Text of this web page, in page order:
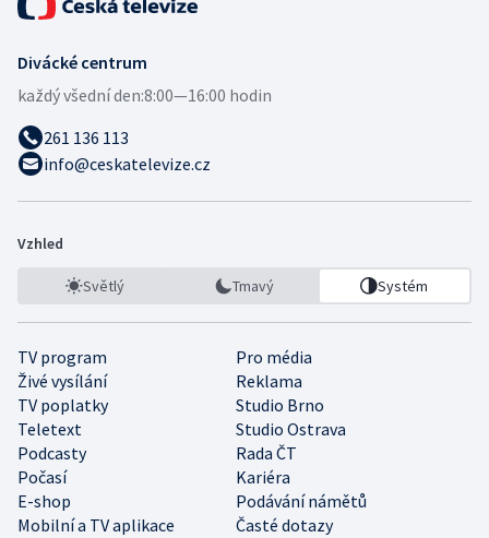
Divácké centrum
každý všední den:8:00—16:00 hodin
261 136 113
info@ceskatelevize.cz
Vzhled
Světlý Tmavý Systém
TV program
Pro média
Živé vysílání
Reklama
TV poplatky
Studio Brno
Teletext
Studio Ostrava
Podcasty
Rada ČT
Počasí
Kariéra
E-shop
Podávání námětů
Mobilní a TV aplikace
Časté dotazy